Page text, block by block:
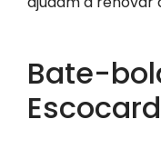
Bate-
Escocard